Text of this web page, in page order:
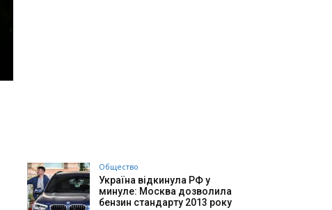
Общество
Україна відкинула РФ у
минуле: Москва дозволила
бензин стандарту 2013 року